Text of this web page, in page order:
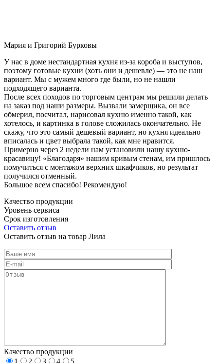
Мария и Григорий Бурковы
У нас в доме нестандартная кухня из-за короба и выступов,
поэтому готовые кухни (хоть они и дешевле) — это не наш
вариант. Мы с мужем много где были, но не нашли
подходящего варианта.
После всех походов по торговым центрам мы решили делать
на заказ под наши размеры. Вызвали замерщика, он все
обмерил, посчитал, нарисовал кухню именно такой, как
хотелось, и картинка в голове сложилась окончательно. Не
скажу, что это самый дешевый вариант, но кухня идеально
вписалась и цвет выбрала такой, как мне нравится.
Примерно через 2 недели нам установили нашу кухню-
красавицу! «Благодаря» нашим кривым стенам, им пришлось
помучиться с монтажом верхних шкафчиков, но результат
получился отменный.
Большое всем спасибо! Рекомендую!
Качество продукции
Уровень сервиса
Срок изготовления
Оставить отзыв
Оставить отзыв на товар Лила
Качество продукции
1
2 3 4
5